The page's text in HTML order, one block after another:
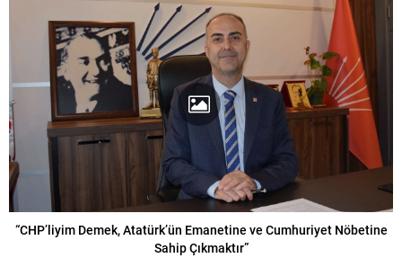
“CHP’liyim Demek, Atatürk’ün Emanetine ve Cumhuriyet Nöbetine
Sahip Çıkmaktır”